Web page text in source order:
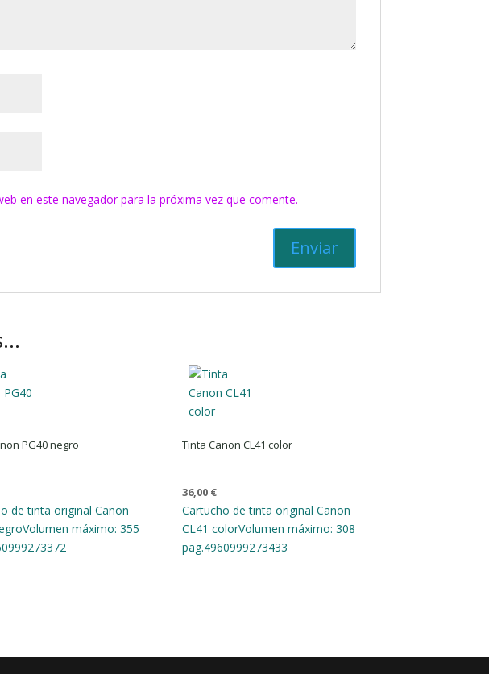
en este navegador para la próxima vez que comente.
PG40 negro
de tinta original Canon
Volumen máximo: 355
Tinta Canon CL41 color
36,00 €
Cartucho de tinta original Canon
CL41 colorVolumen máximo: 308
pag.4960999273433